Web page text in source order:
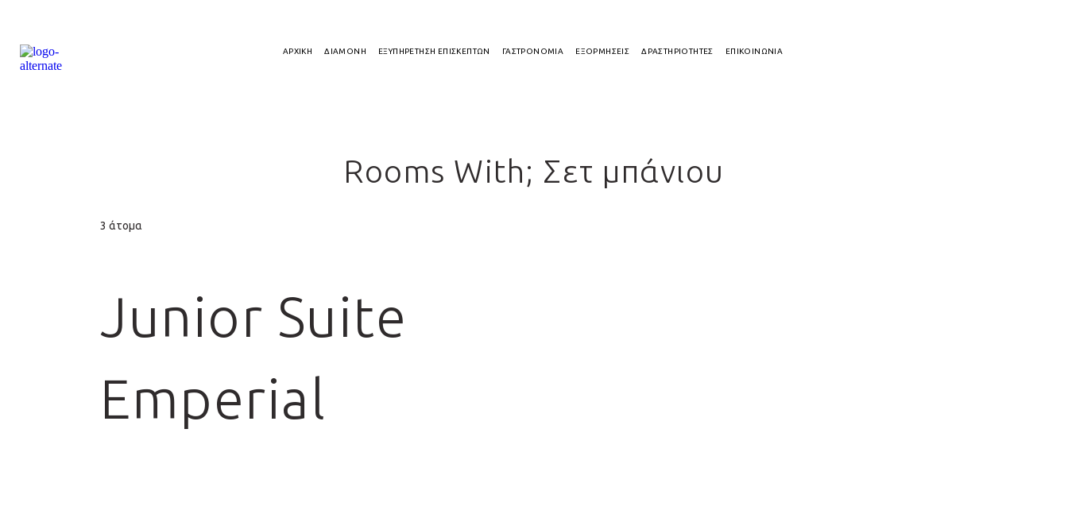
ΑΡΧΙΚΗ ΔΙΑΜΟΝΗ ΕΞΥΠΗΡΕΤΗΣΗ ΕΠΙΣΚΕΠΤΩΝ ΓΑΣΤΡΟΝΟΜΙΑ ΕΞΟΡΜΗΣΕΙΣ ΔΡΑΣΤΗΡΙΟΤΗΤΕΣ ΕΠΙΚΟΙΝΩΝΙΑ
Rooms With; Σετ μπάνιου
3 άτομα
Junior Suite
Emperial